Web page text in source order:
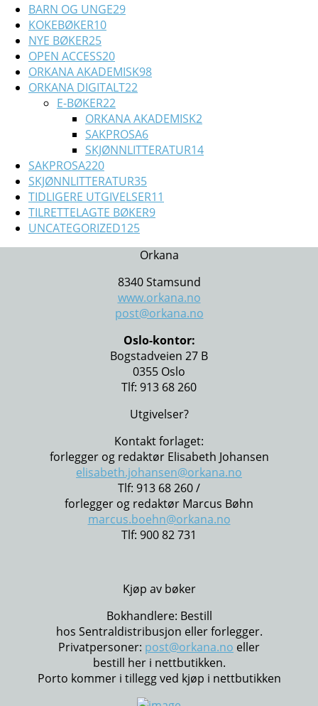
BARN OG UNGE29
KOKEBØKER10
NYE BØKER25
OPEN ACCESS20
ORKANA AKADEMISK98
ORKANA DIGITALT22
E-BØKER22
ORKANA AKADEMISK2
SAKPROSA6
SKJØNNLITTERATUR14
SAKPROSA220
SKJØNNLITTERATUR35
TIDLIGERE UTGIVELSER11
TILRETTELAGTE BØKER9
UNCATEGORIZED125
Orkana
8340 Stamsund
www.orkana.no
post@orkana.no
Oslo-kontor:
Bogstadveien 27 B
0355 Oslo
Tlf: 913 68 260
Utgivelser?
Kontakt forlaget:
forlegger og redaktør Elisabeth Johansen
elisabeth.johansen@orkana.no
Tlf: 913 68 260 /
forlegger og redaktør Marcus Bøhn
marcus.boehn@orkana.no
Tlf: 900 82 731
Kjøp av bøker
Bokhandlere: Bestill
hos Sentraldistribusjon eller forlegger.
Privatpersoner: post@orkana.no eller
bestill her i nettbutikken.
Porto kommer i tillegg ved kjøp i nettbutikken